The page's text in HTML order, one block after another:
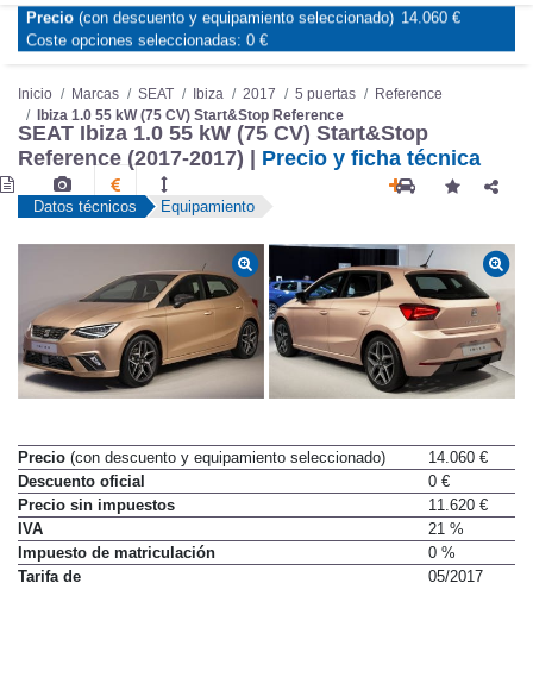
Marcas Comparador de coches
Inicio Marcas SEAT Ibiza 2017 5 puertas
Reference
Ibiza 1.0 55 kW (75 CV) Start&Stop Reference
SEAT Ibiza 1.0 55 kW (75 CV) Start&Stop
Reference (2017-2017) | Precio y ficha técnica
Datos técnicos Equipamiento
Precio (con descuento y equipamiento seleccionado)
14.060 €
Descuento oficial
0 €
Precio sin impuestos
11.620 €
IVA
21 %
Impuesto de matriculación
0 %
Tarifa de
05/2017
Precio (con descuento y equipamiento seleccionado) 14.060 €
Coste opciones seleccionadas: 0 €